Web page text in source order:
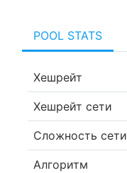
POOL STATS
Хешрейт
Хешрейт сети
Сложность сети
Алгоритм